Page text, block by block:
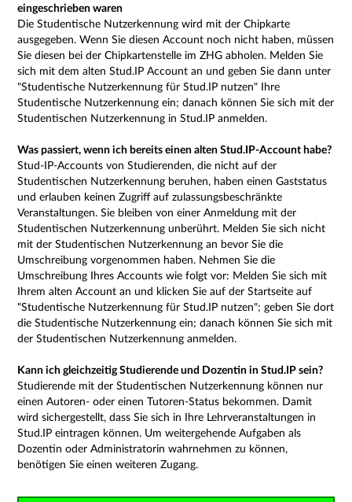
eingeschrieben waren
Die Studentische Nutzerkennung wird mit der Chipkarte
ausgegeben. Wenn Sie diesen Account noch nicht haben, müssen
Sie diesen bei der Chipkartenstelle im ZHG abholen. Melden Sie
sich mit dem alten Stud.IP Account an und geben Sie dann unter
"Studentische Nutzerkennung für Stud.IP nutzen" Ihre
Studentische Nutzerkennung ein; danach können Sie sich mit der
Studentischen Nutzerkennung in Stud.IP anmelden.
Was passiert, wenn ich bereits einen alten Stud.IP-Account habe?
Stud-IP-Accounts von Studierenden, die nicht auf der
Studentischen Nutzerkennung beruhen, haben einen Gaststatus
und erlauben keinen Zugriff auf zulassungsbeschränkte
Veranstaltungen. Sie bleiben von einer Anmeldung mit der
Studentischen Nutzerkennung unberührt. Melden Sie sich nicht
mit der Studentischen Nutzerkennung an bevor Sie die
Umschreibung vorgenommen haben. Nehmen Sie die
Umschreibung Ihres Accounts wie folgt vor: Melden Sie sich mit
Ihrem alten Account an und klicken Sie auf der Startseite auf
"Studentische Nutzerkennung für Stud.IP nutzen"; geben Sie dort
die Studentische Nutzerkennung ein; danach können Sie sich mit
der Studentischen Nutzerkennung anmelden.
Kann ich gleichzeitig Studierende und Dozentin in Stud.IP sein?
Studierende mit der Studentischen Nutzerkennung können nur
einen Autoren- oder einen Tutoren-Status bekommen. Damit
wird sichergestellt, dass Sie sich in Ihre Lehrveranstaltungen in
Stud.IP eintragen können. Um weitergehende Aufgaben als
Dozentin oder Administratorin wahrnehmen zu können,
benötigen Sie einen weiteren Zugang.